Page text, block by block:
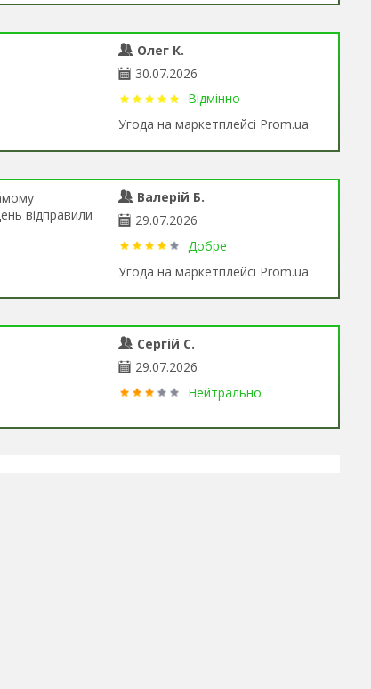
Олег К.
30.07.2026
Відмінно
Угода на маркетплейсі Prom.ua
відправили
Валерій Б.
29.07.2026
Добре
Угода на маркетплейсі Prom.ua
Сергій С.
29.07.2026
Нейтрально